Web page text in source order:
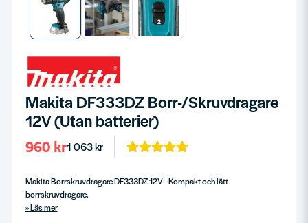
Makita DF333DZ Borr-/Skruvdragare
12V (Utan batterier)
1 063 kr
960 kr
Makita Borrskruvdragare DF333DZ 12V - Kompakt och lätt
borrskruvdragare.
Läs mer